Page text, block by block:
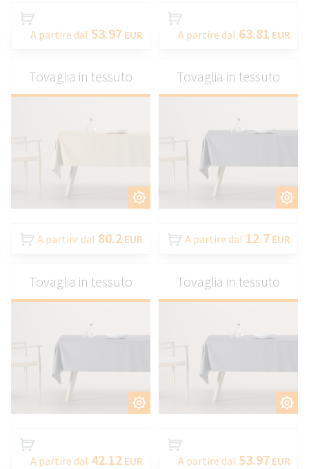
A partire dal 53.97 EUR A partire dal 63.81 EUR
Tovaglia in tessuto
A partire dal 80.2 EUR
Tovaglia in tessuto
A partire dal 12.7 EUR
Tovaglia in tessuto
A partire dal 42.12 EUR
Tovaglia in tessuto
A partire dal 53.97 EUR